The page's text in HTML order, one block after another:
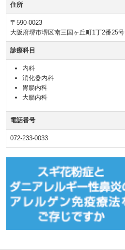
住所
〒590-0023
大阪府堺市堺区南三国ヶ丘町1丁2番25号
診療科目
内科
消化器内科
胃腸内科
大腸内科
電話番号
072-233-0033